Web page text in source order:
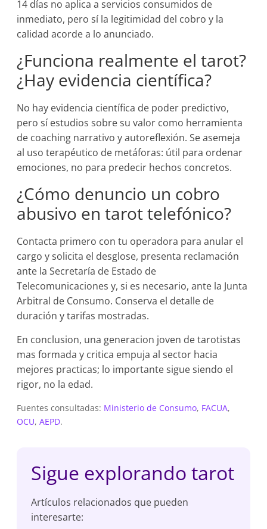
14 días no aplica a servicios consumidos de
inmediato, pero sí la legitimidad del cobro y la
calidad acorde a lo anunciado.
¿Funciona realmente el tarot?
¿Hay evidencia científica?
No hay evidencia científica de poder predictivo,
pero sí estudios sobre su valor como herramienta
de coaching narrativo y autoreflexión. Se asemeja
al uso terapéutico de metáforas: útil para ordenar
emociones, no para predecir hechos concretos.
¿Cómo denuncio un cobro
abusivo en tarot telefónico?
Contacta primero con tu operadora para anular el
cargo y solicita el desglose, presenta reclamación
ante la Secretaría de Estado de
Telecomunicaciones y, si es necesario, ante la Junta
Arbitral de Consumo. Conserva el detalle de
duración y tarifas mostradas.
En conclusion, una generacion joven de tarotistas
mas formada y critica empuja al sector hacia
mejores practicas; lo importante sigue siendo el
rigor, no la edad.
Fuentes consultadas: Ministerio de Consumo, FACUA,
OCU,AEPD.
Sigue explorando tarot
Artículos relacionados que pueden
interesarte: